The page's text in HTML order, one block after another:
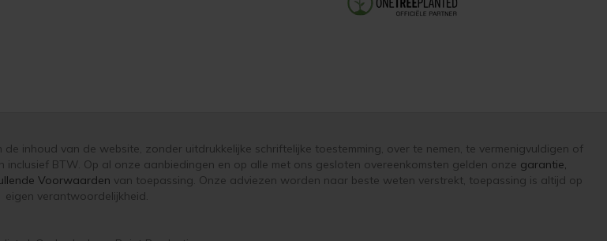
inhoud van de website, zonder uitdrukkelijke schriftelijke toestemming, over te nemen, te vermenigvuldigen of
BTW. Op al onze aanbiedingen en op alle met ons gesloten overeenkomsten gelden onze garantie,
Voorwaarden van toepassing. Onze adviezen worden naar beste weten verstrekt, toepassing is altijd op
eigen verantwoordelijkheid.